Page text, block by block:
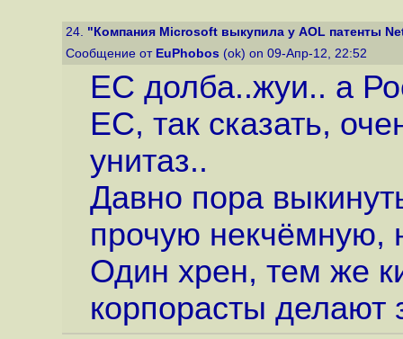
24. "Компания Microsoft выкупила у AOL патенты
Сообщение от EuPhobos (ok) on 09-Апр-12, 22:52
ЕС долба..жуи.. а
ЕС, так сказать,
унитаз..
Давно пора
прочую некчёмную,
Один хрен, тем же
корпорасты делают